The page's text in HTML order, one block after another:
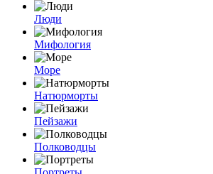
Люди
Мифология
Море
Натюрморты
Пейзажи
Полководцы